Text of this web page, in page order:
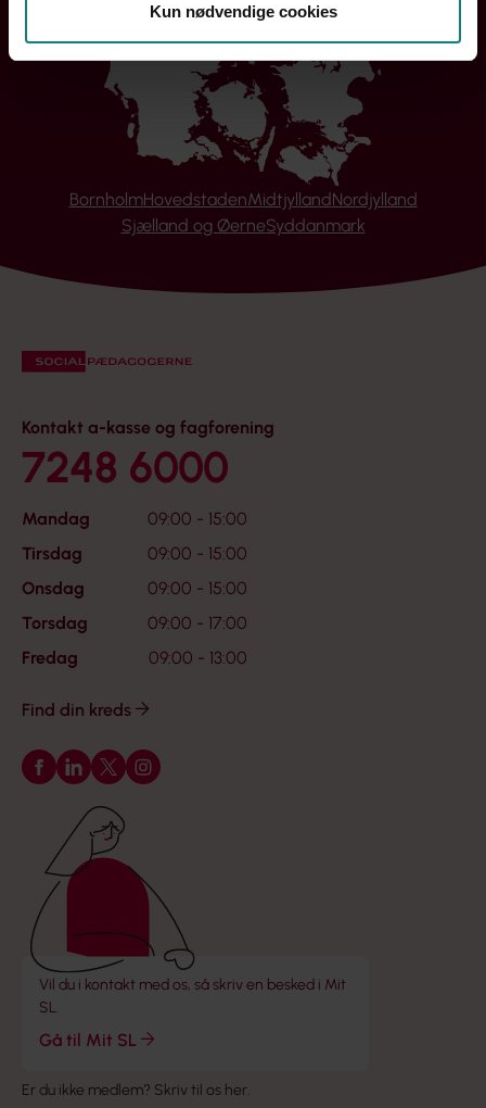
Kun nødvendige cookies
BornholmHovedstadenMidtjyllandNordjylland
Sjælland og ØerneSyddanmark
Kontakt a-kasse og fagforening
7248 6000
Mandag
09:00 - 15:00
Tirsdag
09:00 - 15:00
Onsdag
09:00 - 15:00
Torsdag
09:00 - 17:00
Fredag
09:00 - 13:00
Find din kreds
Følg os på Facebook
Følg os på LinkedIn
Følg os på X
Følg os på Instagram
Vil du i kontakt med os, så skriv en besked i Mit
SL.
Gå til Mit SL
Er du ikke medlem? Skriv til os her.